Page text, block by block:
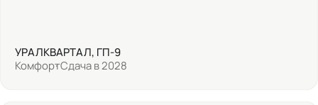
УРАЛКВАРТАЛ, ГП-9
КомфортСдача в 2028